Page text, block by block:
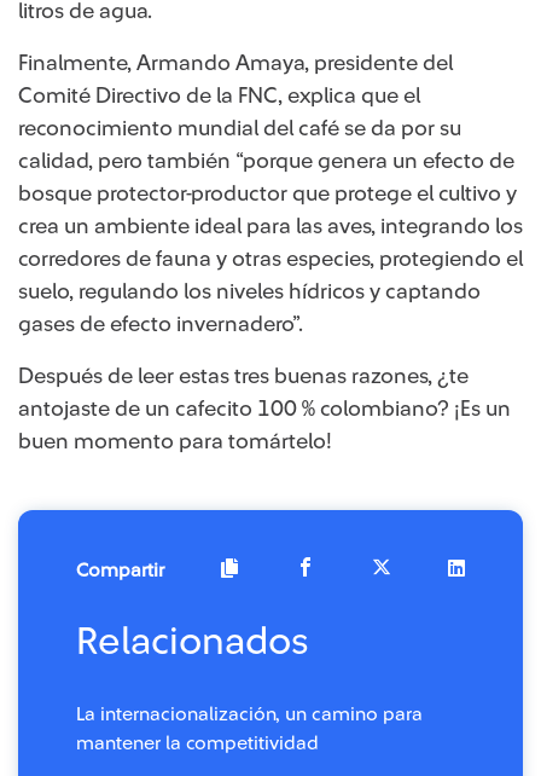
litros de agua.
Finalmente, Armando Amaya, presidente del
Comité Directivo de la FNC, explica que el
reconocimiento mundial del café se da por su
calidad, pero también “porque genera un efecto de
bosque protector-productor que protege el cultivo y
crea un ambiente ideal para las aves, integrando los
corredores de fauna y otras especies, protegiendo el
suelo, regulando los niveles hídricos y captando
gases de efecto invernadero”.
Después de leer estas tres buenas razones, ¿te
antojaste de un cafecito 100 % colombiano? ¡Es un
buen momento para tomártelo!
Compartir
Relacionados
La internacionalización, un camino para
mantener la competitividad